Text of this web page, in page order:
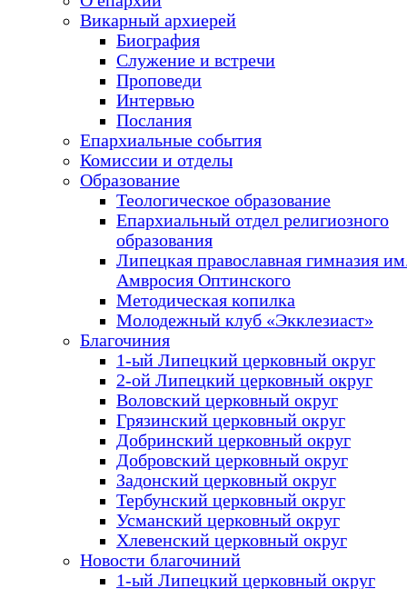
Викарный архиерей
Биография
Служение и встречи
Проповеди
Интервью
Послания
Епархиальные события
Комиссии и отделы
Образование
Теологическое образование
Епархиальный отдел религиозного
образования
Липецкая православная гимназия
Амвросия Оптинского
Методическая копилка
Молодежный клуб «Экклезиаст»
Благочиния
1-ый Липецкий церковный округ
2-ой Липецкий церковный округ
Воловский церковный округ
Грязинский церковный округ
Добринский церковный округ
Добровский церковный округ
Задонский церковный округ
Тербунский церковный округ
Усманский церковный округ
Хлевенский церковный округ
Новости благочиний
1-ый Липецкий церковный округ